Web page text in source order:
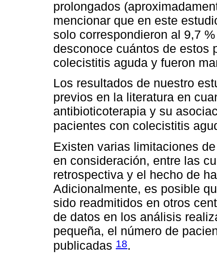
prolongados
mencionar que en este
solo correspondieron al 9,7
desconoce cuántos de estos
colecistitis aguda y fueron
Los resultados de nuestro
previos en la literatura en
antibioticoterapia y su
pacientes con colecistitis
Existen varias limitaciones
en consideración, entre las
retrospectiva y el hecho de
Adicionalmente, es posible
sido readmitidos en otros
de datos en los análisis
pequeña, el número de
publicadas 18.